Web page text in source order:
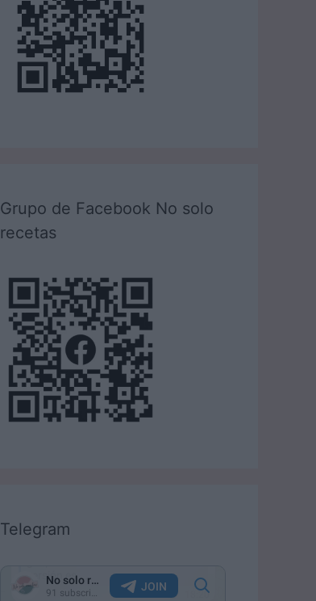
Grupo de Facebook No solo
recetas
Telegram